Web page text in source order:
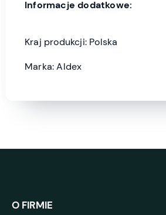
Informacje dodatkowe:
Kraj produkcji: Polska
Marka: Aldex
O FIRMIE